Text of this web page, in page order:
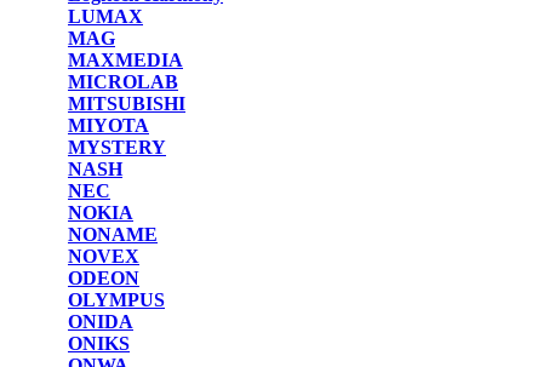
LUMAX
MAG
MAXMEDIA
MICROLAB
MITSUBISHI
MIYOTA
MYSTERY
NASH
NEC
NOKIA
NONAME
NOVEX
ODEON
OLYMPUS
ONIDA
ONIKS